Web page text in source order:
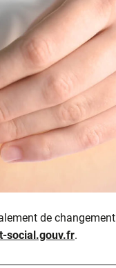
de changement
social.gouv.fr.